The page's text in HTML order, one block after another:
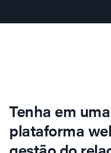
Tenha em
plataforma